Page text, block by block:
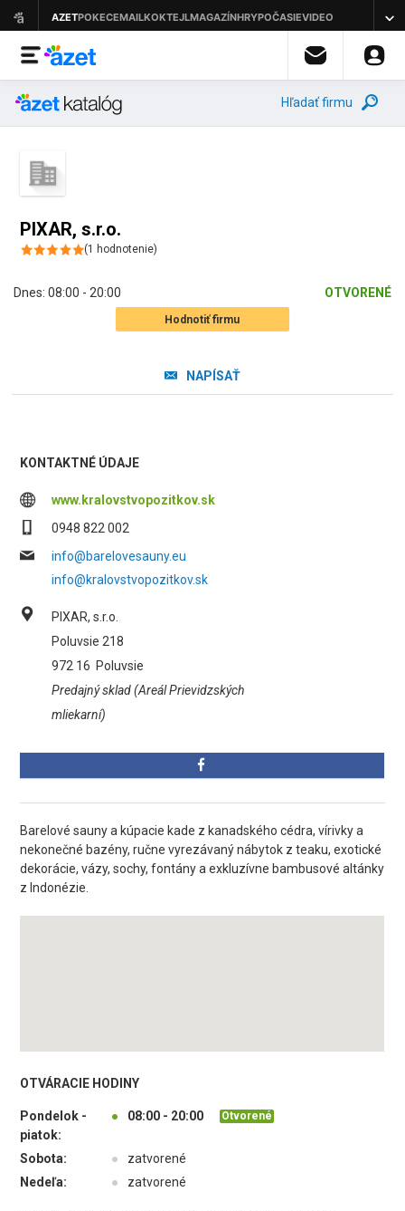
Hľadať firmu
PIXAR, s.r.o.
(1 hodnotenie)
Dnes: 08:00 - 20:00 OTVORENÉ
Hodnotiť firmu
NAPÍSAŤ
KONTAKTNÉ ÚDAJE
www.kralovstvopozitkov.sk
0948 822 002
info@barelovesauny.eu
info@kralovstvopozitkov.sk
PIXAR, s.r.o.
Poluvsie 218
972 16 Poluvsie
Predajný sklad (Areál Prievidzských
mliekarní)
Barelové sauny a kúpacie kade z kanadského cédra, vírivky a
nekonečné bazény, ručne vyrezávaný nábytok z teaku, exotické
dekorácie, vázy, sochy, fontány a exkluzívne bambusové altánky
z Indonézie.
OTVÁRACIE HODINY
Pondelok -
piatok:
● 08:00 - 20:00 Otvorené
Sobota: ●
zatvorené
Nedeľa:
● zatvorené